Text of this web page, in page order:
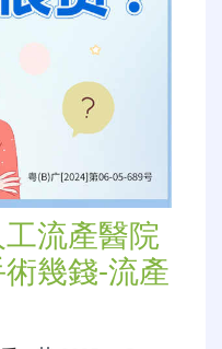
流產醫院
幾錢-流產